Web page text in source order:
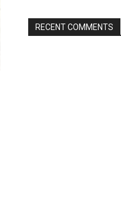
RECENT COMMENTS